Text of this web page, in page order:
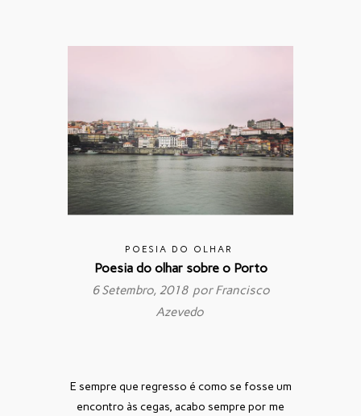
POESIA DO OLHAR
Poesia do olhar sobre o Porto
6 Setembro, 2018 porFrancisco
Azevedo
E sempre que regresso é como se fosse um
encontro às cegas, acabo sempre por me